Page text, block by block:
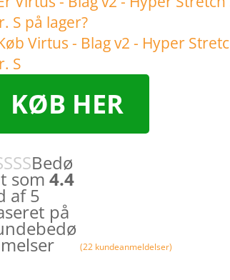
KØB HER
Bedø
som 4.4
af 5
på
(22 kundeanmeldelser)